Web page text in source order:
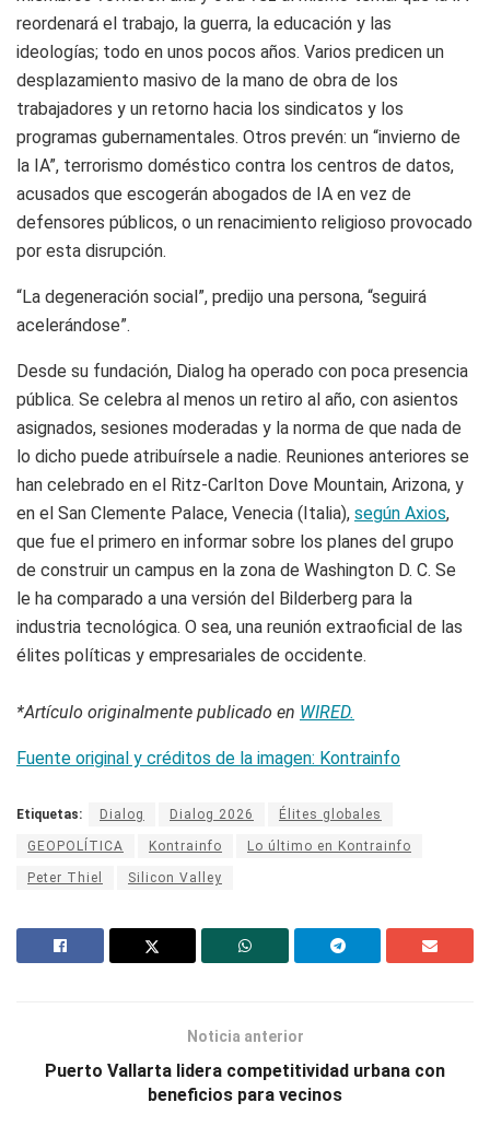
reordenará el trabajo, la guerra, la educación y las
ideologías; todo en unos pocos años. Varios predicen un
desplazamiento masivo de la mano de obra de los
trabajadores y un retorno hacia los sindicatos y los
programas gubernamentales. Otros prevén: un “invierno de
la IA”, terrorismo doméstico contra los centros de datos,
acusados que escogerán abogados de IA en vez de
defensores públicos, o un renacimiento religioso provocado
por esta disrupción.
“La degeneración social”, predijo una persona, “seguirá
acelerándose”.
Desde su fundación, Dialog ha operado con poca presencia
pública. Se celebra al menos un retiro al año, con asientos
asignados, sesiones moderadas y la norma de que nada de
lo dicho puede atribuírsele a nadie. Reuniones anteriores se
han celebrado en el Ritz-Carlton Dove Mountain, Arizona, y
en el San Clemente Palace, Venecia (Italia), según Axios,
que fue el primero en informar sobre los planes del grupo
de construir un campus en la zona de Washington D. C. Se
le ha comparado a una versión del Bilderberg para la
industria tecnológica. O sea, una reunión extraoficial de las
élites políticas y empresariales de occidente.
*Artículo originalmente publicado en WIRED.
Fuente original y créditos de la imagen: Kontrainfo
Etiquetas: Dialog Dialog 2026 Élites globales
GEOPOLÍTICA Kontrainfo Lo último en Kontrainfo
Peter Thiel Silicon Valley
Noticia anterior
Puerto Vallarta lidera competitividad urbana con
beneficios para vecinos